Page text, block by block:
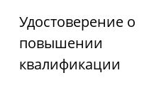
Удостоверение о
повышении
квалификации